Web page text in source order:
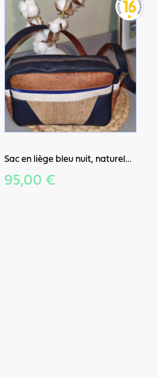
Sac en liège bleu nuit, naturel...
95,00 €